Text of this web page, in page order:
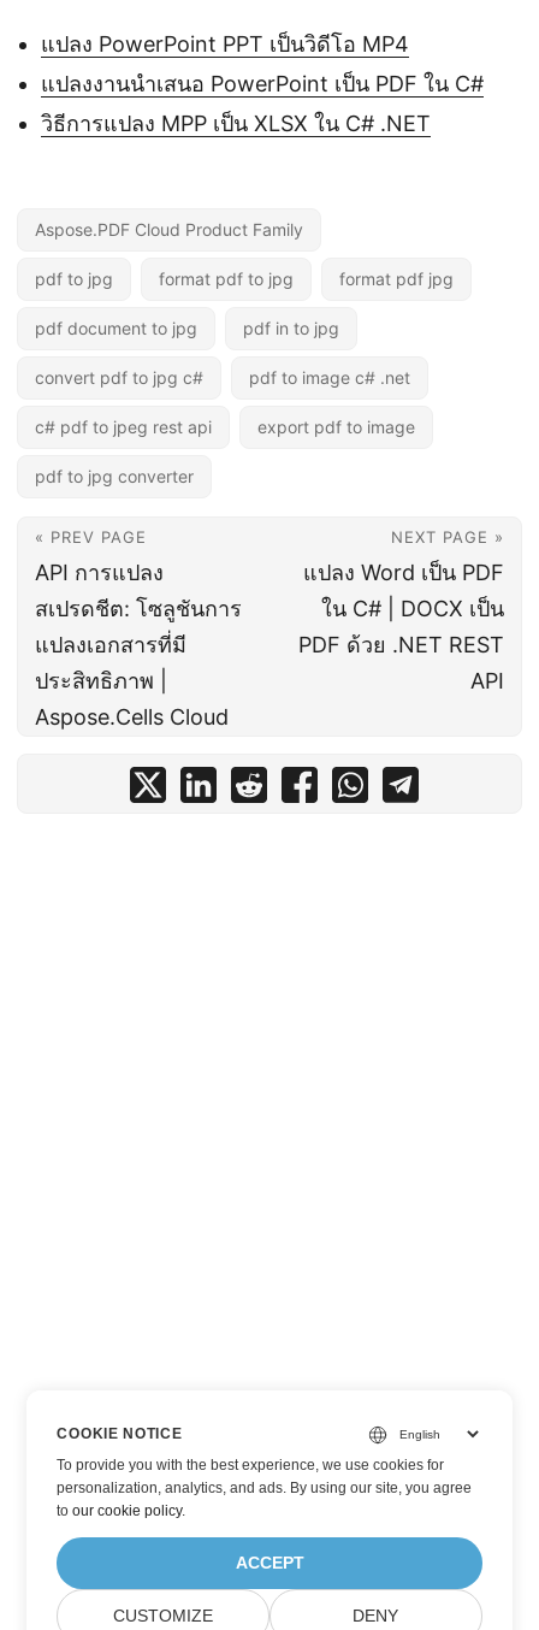
แปลง PowerPoint PPT เป็นวิดีโอ MP4
แปลงงานนำเสนอ PowerPoint เป็น PDF ใน C#
วิธีการแปลง MPP เป็น XLSX ใน C# .NET
Aspose.PDF Cloud Product Family
pdf to jpg format pdf to jpg format pdf jpg
pdf document to jpg pdf in to jpg
convert pdf to jpg c# pdf to image c# .net
c# pdf to jpeg rest api export pdf to image
pdf to jpg converter
« PREV PAGE
API การแปลง
สเปรดชีต: โซลูชันการ
แปลงเอกสารที่มี
ประสิทธิภาพ |
Aspose.Cells Cloud
NEXT PAGE »
แปลง Word เป็น PDF
ใน C# | DOCX เป็น
PDF ด้วย .NET REST
API
COOKIE NOTICE
To provide you with the best experience, we use cookies for
personalization, analytics, and ads. By using our site, you agree
toour cookie policy.
ACCEPT
CUSTOMIZE DENY